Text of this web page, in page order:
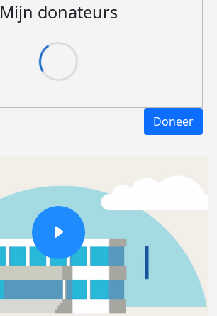
Mijn donateurs
Doneer